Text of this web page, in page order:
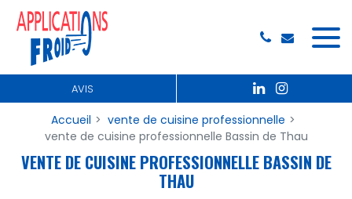
AVIS
Accueil
vente de cuisine professionnelle
vente de cuisine professionnelle Bassin de Thau
VENTE DE CUISINE PROFESSIONNELLE BASSIN DE
THAU
Panneau de gestion des cookies